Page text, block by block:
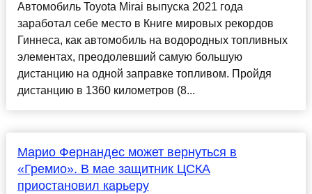
Автомобиль Toyota Mirai выпуска 2021 года
заработал себе место в Книге мировых рекордов
Гиннеса, как автомобиль на водородных топливных
элементах, преодолевший самую большую
дистанцию на одной заправке топливом. Пройдя
дистанцию в 1360 километров (8...
Марио Фернандес может вернуться в
«Гремио». В мае защитник ЦСКА
приостановил карьеру